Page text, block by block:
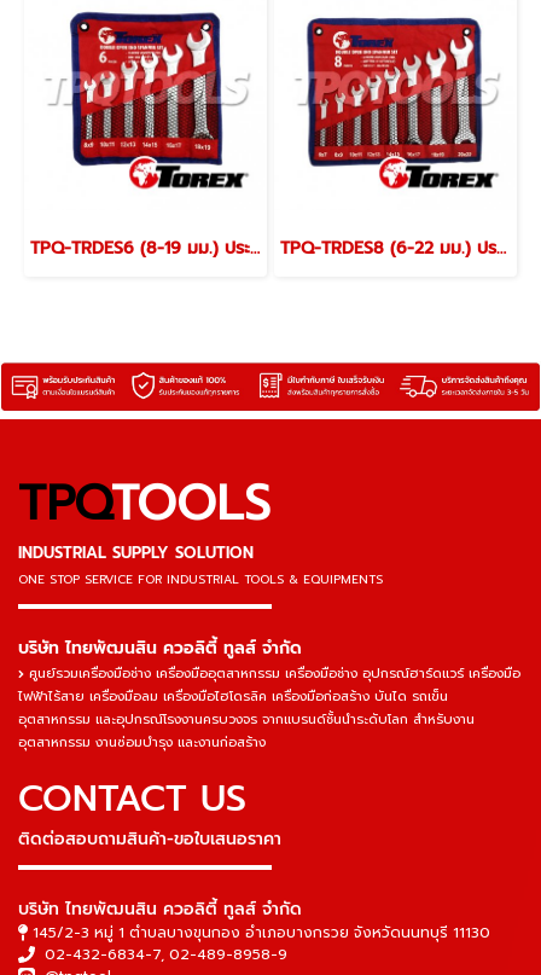
TPQ-TRDES6 (8-19 มม.) ประแจปากตายชุด 6 ตัว TOREX TPQ-TRDES8 (6-22 มม.) ประแจปากตายชุด 8 ตัว TOREX
TPQTOOLS
INDUSTRIAL SUPPLY SOLUTION
ONE STOP SERVICE FOR INDUSTRIAL TOOLS & EQUIPMENTS
▬▬▬▬▬▬▬▬▬▬▬▬▬▬▬
บริษัท ไทยพัฒนสิน ควอลิตี้ ทูลส์ จำกัด
ศูนย์รวมเครื่องมือช่าง เครื่องมืออุตสาหกรรม เครื่องมือช่าง อุปกรณ์ฮาร์ดแวร์ เครื่องมือ
ไฟฟ้าไร้สาย เครื่องมือลม เครื่องมือไฮโดรลิค เครื่องมือก่อสร้าง บันได รถเข็น
อุตสาหกรรม และอุปกรณ์โรงงานครบวงจร จากแบรนด์ชั้นนำระดับโลก สำหรับงาน
อุตสาหกรรม งานซ่อมบำรุง และงานก่อสร้าง
CONTACT US
ติดต่อสอบถามสินค้า-ขอใบเสนอราคา
▬▬▬▬▬▬▬▬▬▬▬▬▬▬▬
บริษัท ไทยพัฒนสิน ควอลิตี้ ทูลส์ จำกัด
145/2-3 หมู่ 1 ตำบลบางขุนกอง อำเภอบางกรวย จังหวัดนนทบุรี 11130
02-432-6834-7, 02-489-8958-9